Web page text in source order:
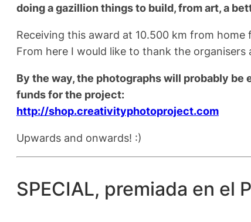
doing a gazillion things to build, from art, a
Receiving this award at 10.500 km from home
From here I would like to thank the
By the way, the photographs will probably
funds for the project:
http://shop.creativityphotoproject.com
Upwards and onwards! :)
SPECIAL, premiada en el